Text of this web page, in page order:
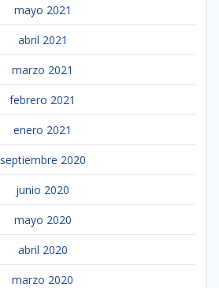
mayo 2021
abril 2021
marzo 2021
febrero 2021
enero 2021
septiembre 2020
junio 2020
mayo 2020
abril 2020
marzo 2020